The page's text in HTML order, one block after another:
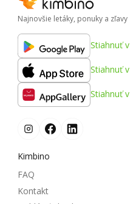
Najnovšie letáky, ponuky a zľavy
Stiahnuť v
Stiahnuť v
Stiahnuť v
Kimbino
FAQ
Kontakt